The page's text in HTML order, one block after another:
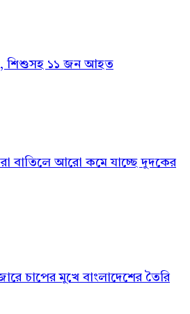
শিশুসহ ১১ জন আহত
বাতিলে আরো কমে যাচ্ছে দুদকের
চাপের মুখে বাংলাদেশের তৈরি